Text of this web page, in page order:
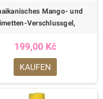
Mango- und
Verschlussgel,
199,00 Kč
KAUFEN